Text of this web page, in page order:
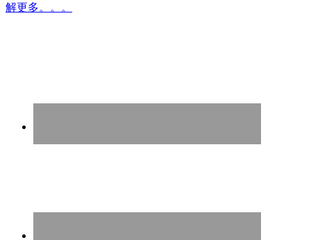
解更多。。。